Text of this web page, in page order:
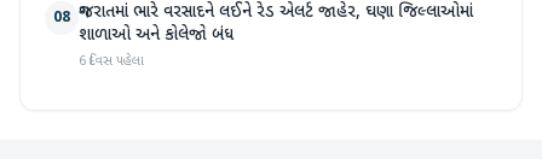
08 ગુજરાતમાં ભારે વરસાદને લઈને રેડ એલર્ટ જાહેર, ઘણા જિલ્લાઓમાં
શાળાઓ અને કોલેજો બંધ
6 દિવસ પહેલા